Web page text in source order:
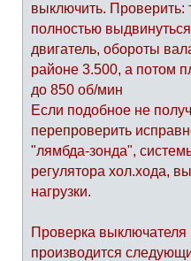
выключить. Проверить:
полностью
двигатель, обороты
районе 3.500, а потом
до 850 об/мин
Если подобное не
перепроверить
"лямбда-зонда",
регулятора хол.хода,
нагрузки.
Проверка выключателя
производится